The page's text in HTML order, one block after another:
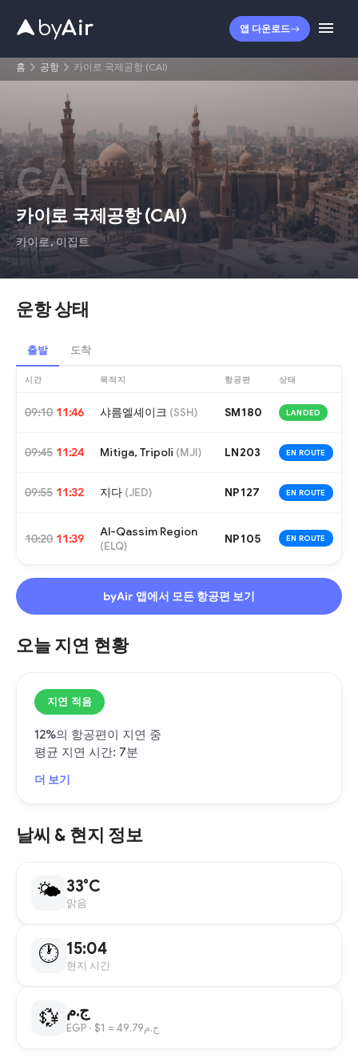
앱 다운로드
홈 공항 카이로 국제공항 (CAI)
CAI
카이로 국제공항(CAI)
카이로,이집트
운항 상태
출발 도착
시간 목적지 항공편 상태
09:10 11:46 샤름엘셰이크 (SSH) SM180 LANDED
09:45 11:24 Mitiga, Tripoli (MJI) LN203 EN ROUTE
09:55 11:32 지다 (JED) NP127 EN ROUTE
10:20 11:39 Al-Qassim Region
(ELQ)
NP105 EN ROUTE
byAir 앱에서 모든 항공편 보기
오늘 지연 현황
지연 적음
12%의 항공편이 지연 중
평균 지연 시간: 7분
더 보기
날씨 & 현지 정보
🌤 33°C
맑음
🕐 15:04
현지 시간
💱 ج.م
EGP · $1 = ج.م49.79